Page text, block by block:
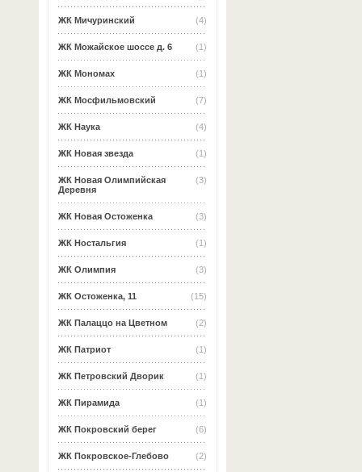
(4)
ЖК Мичуринский
(1)
ЖК Можайское шоссе д. 6
(1)
ЖК Мономах
(7)
ЖК Мосфильмовский
(4)
ЖК Наука
(1)
ЖК Новая звезда
(3)
ЖК Новая Олимпийская
Деревня
(3)
ЖК Новая Остоженка
(1)
ЖК Ностальгия
(3)
ЖК Олимпия
(15)
ЖК Остоженка, 11
(2)
ЖК Палаццо на Цветном
(1)
ЖК Патриот
(1)
ЖК Петровский Дворик
(1)
ЖК Пирамида
(6)
ЖК Покровский берег
(2)
ЖК Покровское-Глебово